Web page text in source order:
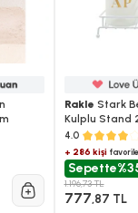
Rakle Stark
Kulplu Stand
Seti Beyaz
4.0
+ 286 kişi
Sepette
1.196,73 TL
777,87 TL